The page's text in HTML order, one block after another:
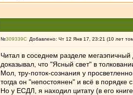
№309339 Добавлено: Чт 12 Янв 17, 23:21 (10 лет
Читал в соседнем разделе
доказывал, что "Ясный свет" в
Мол, тру-поток-сознания у
тогда он "непостоянен" и всё в порядке
Но у ЕСДЛ, я находил цитату (в его